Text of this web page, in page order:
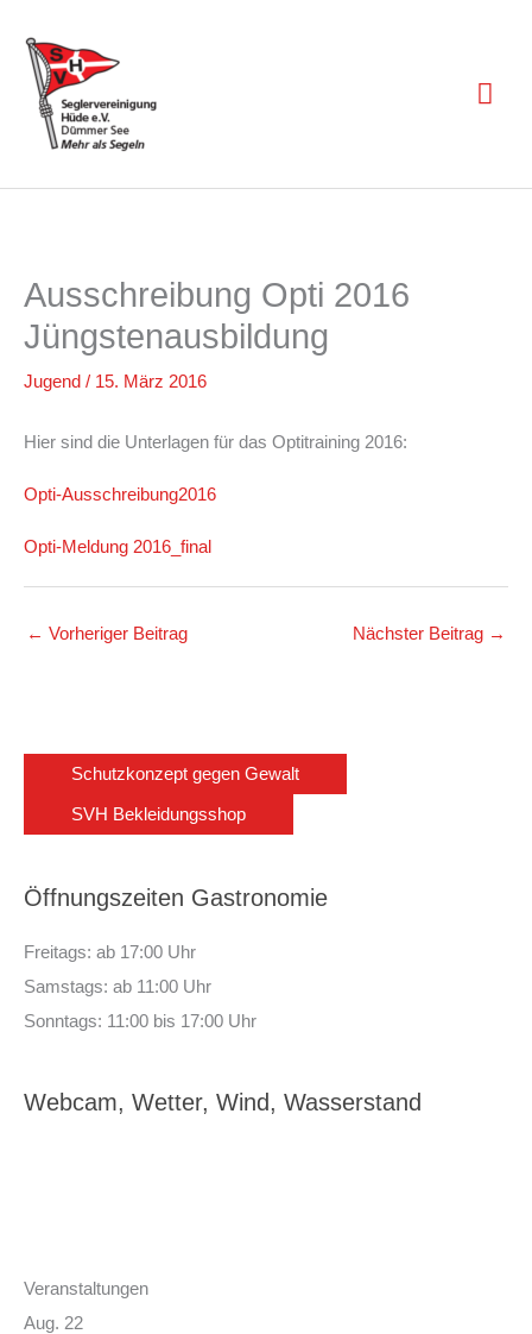
Inhalt
springen
Ausschreibung Opti 2016
Jüngstenausbildung
Jugend / 15. März 2016
Hier sind die Unterlagen für das Optitraining 2016:
Opti-Ausschreibung2016
Opti-Meldung 2016_final
← Vorheriger Beitrag Nächster Beitrag →
Schutzkonzept gegen Gewalt
SVH Bekleidungsshop
Öffnungszeiten Gastronomie
Freitags: ab 17:00 Uhr
Samstags: ab 11:00 Uhr
Sonntags: 11:00 bis 17:00 Uhr
Webcam, Wetter, Wind, Wasserstand
Veranstaltungen
Aug. 22